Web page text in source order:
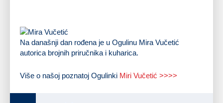
Na današnji dan rođena je u Ogulinu Mira Vučetić
autorica brojnih priručnika i kuharica.
Više o našoj poznatoj Ogulinki Miri Vučetić >>>>